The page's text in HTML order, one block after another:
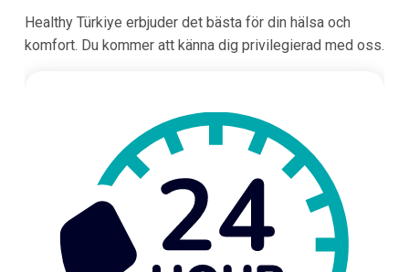
Healthy Türkiye erbjuder det bästa för din hälsa och
komfort. Du kommer att känna dig privilegierad med oss.